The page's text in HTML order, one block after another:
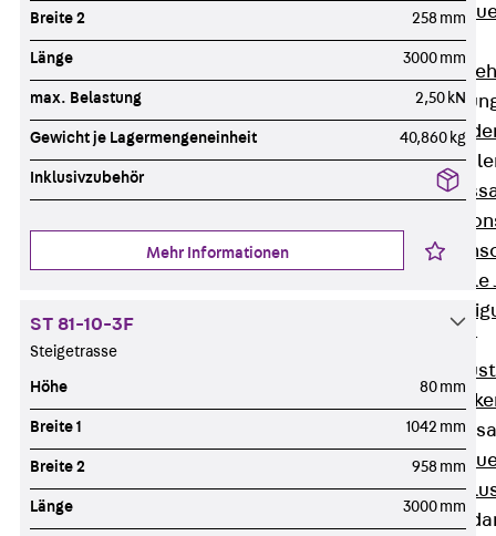
Zurück
GRIPRIP®
Zurück
Zurück
Winkelkonsole
Brüstungsanker
Zurück
Attika-
Breite 2 258 mm
Länge 3000 mm
max. Belastung 2,50 kN
Gewicht je Lagermengeneinheit 40,860 kg
Inklusivzubehör
Mehr Informationen
ST 81-10-3F
Steigetrasse
Höhe 80 mm
Breite 1 1042 mm
Breite 2 958 mm
Länge 3000 mm